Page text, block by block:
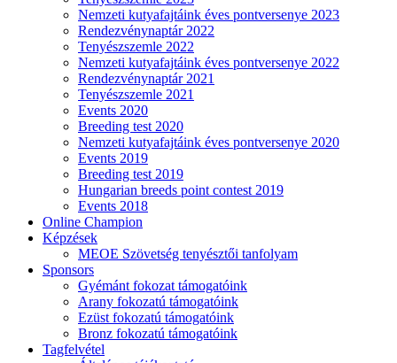
Nemzeti kutyafajtáink éves pontversenye 2023
Rendezvénynaptár 2022
Tenyészszemle 2022
Nemzeti kutyafajtáink éves pontversenye 2022
Rendezvénynaptár 2021
Tenyészszemle 2021
Events 2020
Breeding test 2020
Nemzeti kutyafajtáink éves pontversenye 2020
Events 2019
Breeding test 2019
Hungarian breeds point contest 2019
Events 2018
Online Champion
Képzések
MEOE Szövetség tenyésztői tanfolyam
Sponsors
Gyémánt fokozat támogatóink
Arany fokozatú támogatóink
Ezüst fokozatú támogatóink
Bronz fokozatú támogatóink
Tagfelvétel